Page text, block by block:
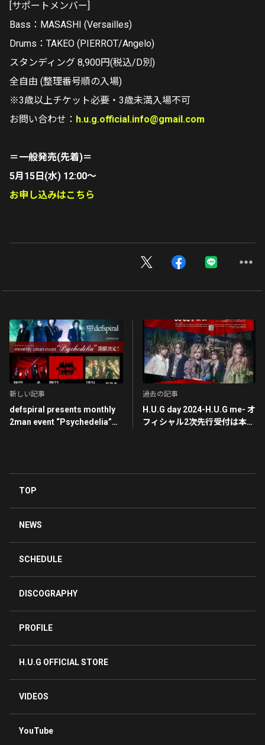
[サポートメンバー]
Bass：MASASHI (Versailles)
Drums：TAKEO (PIERROT/Angelo)
スタンディング 8,900円(税込/D別)
全自由 (整理番号順の入場)
※3歳以上チケット必要・3歳未満入場不可
お問い合わせ： h.u.g.official.info@gmail.com
＝一般発売(先着)＝
5月15日(水) 12:00〜
お申し込みはこちら
新しい記事
defspiral presents monthly
2man event “Psychedelia”に
過去の記事
H.U.G day 2024-H.U.G me- オ
フィシャル2次先行受付は本日
TOP
NEWS
SCHEDULE
DISCOGRAPHY
PROFILE
H.U.G OFFICIAL STORE
VIDEOS
YouTube